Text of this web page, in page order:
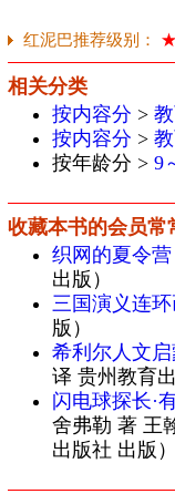
红泥巴推荐级别：
相关分类
按内容分 >
按内容分 >
按年龄分 > 9
收藏本书的会员常
织网的夏令
出版）
三国演义连
版）
希利尔人文
译 贵州教育
闪电球探长·
舍弗勒 著 王
出版社 出版